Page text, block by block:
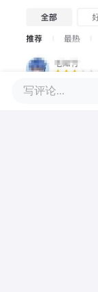
写评论...